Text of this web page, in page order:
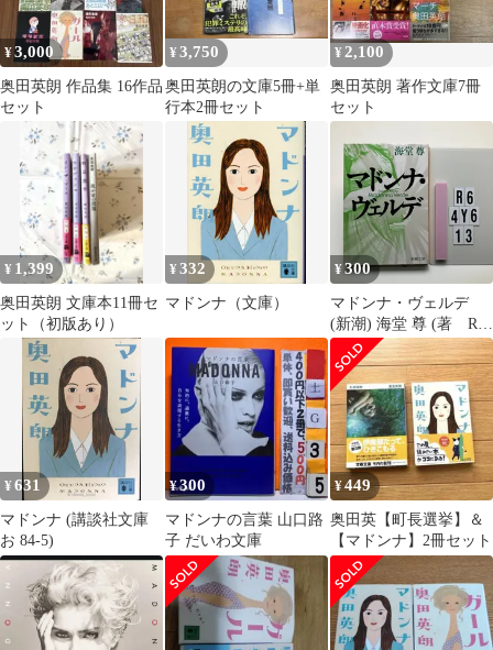
¥3,000
奥田英朗 作品集 16作品
セット
¥3,750
奥田英朗の文庫5冊+単
行本2冊セット
¥ 2,100
奥田英朗 著作文庫7冊
セット
¥ 1,399
奥田英朗 文庫本11冊セ
ット（初版あり）
¥332
マドンナ（文庫）
¥300
マドンナ・ヴェルデ
(新潮) 海堂 尊 (著 R6-
6Y4-13
¥631
マドンナ (講談社文庫
お 84-5)
¥300
マドンナの言葉 山口路
子 だいわ文庫
¥449
奥田英【町長選挙】＆
【マドンナ】2冊セット